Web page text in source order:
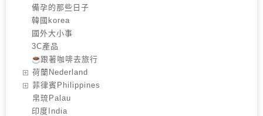
備孕的那些日子
韓國korea
國外大小事
3C產品
跟著咖啡去旅行
️荷蘭Nederland
️菲律賓Philippines
️帛琉Palau
印度India